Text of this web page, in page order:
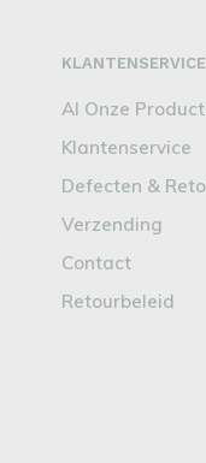
KLANTENSERVICE
Al Onze
Klantenservice
Defecten &
Verzending
Contact
Retourbeleid